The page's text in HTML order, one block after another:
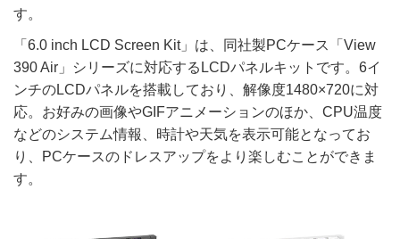
す。
「6.0 inch LCD Screen Kit」は、同社製PCケース「View
390 Air」シリーズに対応するLCDパネルキットです。6イ
ンチのLCDパネルを搭載しており、解像度1480×720に対
応。お好みの画像やGIFアニメーションのほか、CPU温度
などのシステム情報、時計や天気を表示可能となってお
り、PCケースのドレスアップをより楽しむことができま
す。